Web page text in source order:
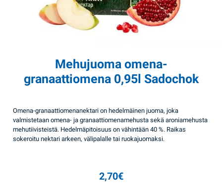
Mehujuoma omena-
granaattiomena 0,95l Sadochok
Omena-granaattiomenanektari on hedelmäinen juoma, joka
valmistetaan omena- ja granaattiomenamehusta sekä aroniamehusta
mehutiivisteistä. Hedelmäpitoisuus on vähintään 40 %. Raikas
sokeroitu nektari arkeen, välipalalle tai ruokajuomaksi.
2,70€